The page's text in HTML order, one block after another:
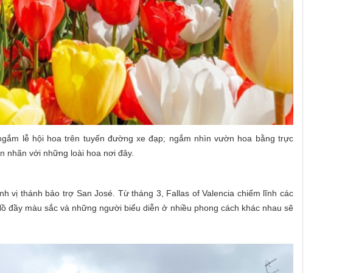
lễ hội hoa trên tuyến đường xe đạp; ngắm nhìn vườn hoa bằng trực
nhãn với những loài hoa nơi đây.
vị thánh bảo trợ San José. Từ tháng 3, Fallas of Valencia chiếm lĩnh các
màu sắc và những người biểu diễn ở nhiều phong cách khác nhau sẽ